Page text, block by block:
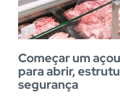
Começar um
para abrir,
segurança